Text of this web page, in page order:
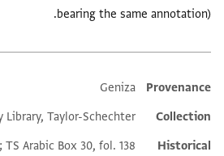
bearing the same annotation).
Additional metadata
Provenance
Geniza
Collection
Library, Taylor-Schechter
Historical
TS Arabic Box 30, fol. 138